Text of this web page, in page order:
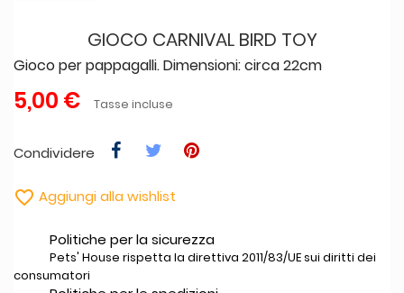
GIOCO CARNIVAL BIRD TOY
Gioco per pappagalli. Dimensioni: circa 22cm
5,00 € Tasse incluse
Condividere
 Aggiungi alla wishlist
Politiche per la sicurezza
Pets' House rispetta la direttiva 2011/83/UE sui diritti dei
consumatori